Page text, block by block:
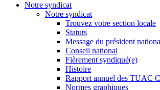
Notre syndicat
Notre syndicat
Trouvez votre section locale
Statuts
Message du président
Conseil national
Fièrement syndiqué(e)
Histoire
Rapport annuel des TUAC
Normes graphiques